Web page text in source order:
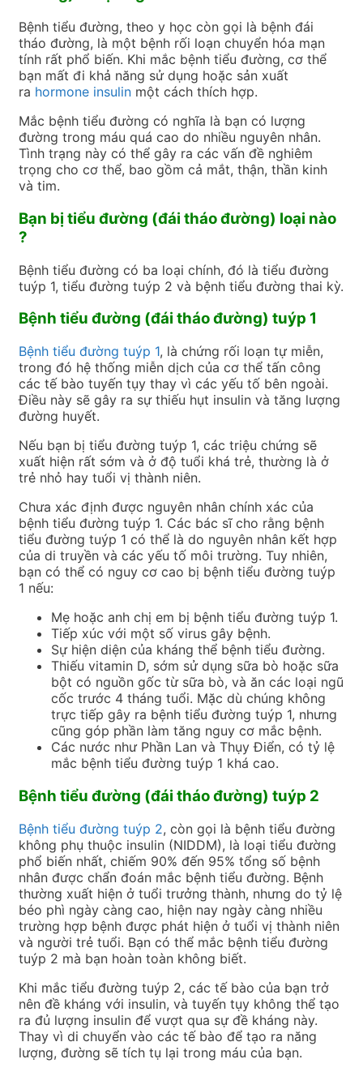
Bệnh tiểu đường, theo y học còn gọi là bệnh đái
tháo đường, là một bệnh rối loạn chuyển hóa mạn
tính rất phổ biến. Khi mắc bệnh tiểu đường, cơ thể
bạn mất đi khả năng sử dụng hoặc sản xuất
ra hormone insulin một cách thích hợp.
Mắc bệnh tiểu đường có nghĩa là bạn có lượng
đường trong máu quá cao do nhiều nguyên nhân.
Tình trạng này có thể gây ra các vấn đề nghiêm
trọng cho cơ thể, bao gồm cả mắt, thận, thần kinh
và tim.
Bạn bị tiểu đường (đái tháo đường) loại nào
?
Bệnh tiểu đường có ba loại chính, đó là tiểu đường
tuýp 1, tiểu đường tuýp 2 và bệnh tiểu đường thai kỳ.
Bệnh tiểu đường (đái tháo đường) tuýp 1
Bệnh tiểu đường tuýp 1, là chứng rối loạn tự miễn,
trong đó hệ thống miễn dịch của cơ thể tấn công
các tế bào tuyến tụy thay vì các yếu tố bên ngoài.
Điều này sẽ gây ra sự thiếu hụt insulin và tăng lượng
đường huyết.
Nếu bạn bị tiểu đường tuýp 1, các triệu chứng sẽ
xuất hiện rất sớm và ở độ tuổi khá trẻ, thường là ở
trẻ nhỏ hay tuổi vị thành niên.
Chưa xác định được nguyên nhân chính xác của
bệnh tiểu đường tuýp 1. Các bác sĩ cho rằng bệnh
tiểu đường tuýp 1 có thể là do nguyên nhân kết hợp
của di truyền và các yếu tố môi trường. Tuy nhiên,
bạn có thể có nguy cơ cao bị bệnh tiểu đường tuýp
1 nếu:
Mẹ hoặc anh chị em bị bệnh tiểu đường tuýp 1.
Tiếp xúc với một số virus gây bệnh.
Sự hiện diện của kháng thể bệnh tiểu đường.
Thiếu vitamin D, sớm sử dụng sữa bò hoặc sữa
bột có nguồn gốc từ sữa bò, và ăn các loại ngũ
cốc trước 4 tháng tuổi. Mặc dù chúng không
trực tiếp gây ra bệnh tiểu đường tuýp 1, nhưng
cũng góp phần làm tăng nguy cơ mắc bệnh.
Các nước như Phần Lan và Thụy Điển, có tỷ lệ
mắc bệnh tiểu đường tuýp 1 khá cao.
Bệnh tiểu đường (đái tháo đường) tuýp 2
Bệnh tiểu đường tuýp 2, còn gọi là bệnh tiểu đường
không phụ thuộc insulin (NIDDM), là loại tiểu đường
phổ biến nhất, chiếm 90% đến 95% tổng số bệnh
nhân được chẩn đoán mắc bệnh tiểu đường. Bệnh
thường xuất hiện ở tuổi trưởng thành, nhưng do tỷ lệ
béo phì ngày càng cao, hiện nay ngày càng nhiều
trường hợp bệnh được phát hiện ở tuổi vị thành niên
và người trẻ tuổi. Bạn có thể mắc bệnh tiểu đường
tuýp 2 mà bạn hoàn toàn không biết.
Khi mắc tiểu đường tuýp 2, các tế bào của bạn trở
nên đề kháng với insulin, và tuyến tụy không thể tạo
ra đủ lượng insulin để vượt qua sự đề kháng này.
Thay vì di chuyển vào các tế bào để tạo ra năng
lượng, đường sẽ tích tụ lại trong máu của bạn.